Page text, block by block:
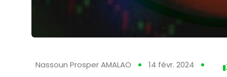
Nassoun Prosper AMALAO 14 févr. 2024